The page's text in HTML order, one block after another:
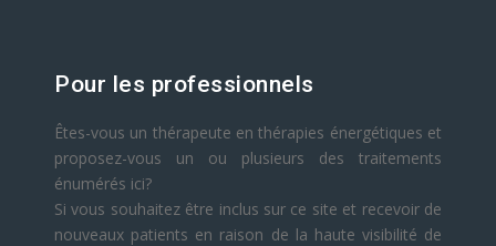
Pour les professionnels
Êtes-vous un thérapeute en thérapies énergétiques et
proposez-vous un ou plusieurs des traitements
énumérés ici?
Si vous souhaitez être inclus sur ce site et recevoir de
nouveaux patients en raison de la haute visibilité de